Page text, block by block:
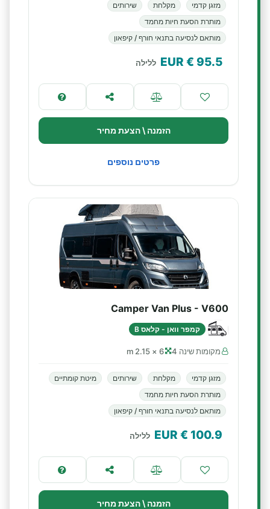
מזגן קדמי מקלחת
שירותים
מותרת הסעת חיות מחמד
מותאם לנסיעה בתנאי חורף / קיפאון
95.5
€ EUR ללילה
הזמנה \ הצעת מחיר
פרטים נוספים
Camper Van Plus - V600
קמפר וואן - קלאס B
מקומות שינה 4 6 × 2.15 m
מזגן קדמי מקלחת שירותים
מיטת קומתיים
מותרת הסעת חיות מחמד
מותאם לנסיעה בתנאי חורף / קיפאון
100.9
€ EUR ללילה
הזמנה \ הצעת מחיר